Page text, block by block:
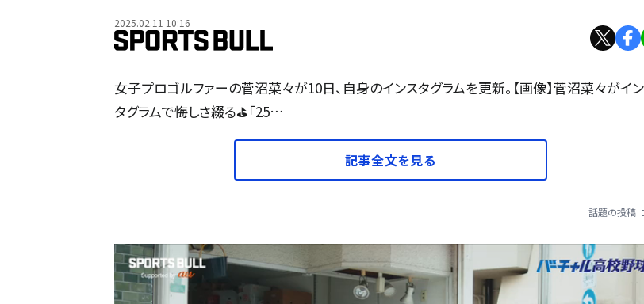
2025.02.11 10:16
女子プロゴルファーの菅沼菜々が10日、自身のインスタグラムを更新。【画像】菅沼菜々がイ
タグラムで悔しさ綴る⛳️「25…
記事全文を見る
話題の投稿